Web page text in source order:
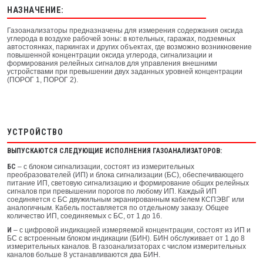
НАЗНАЧЕНИЕ:
Газоанализаторы предназначены для измерения содержания оксида
углерода в воздухе рабочей зоны: в котельных, гаражах, подземных
автостоянках, паркингах и других объектах, где возможно возникновение
повышенной концентрации оксида углерода, сигнализации и
формирования релейных сигналов для управления внешними
устройствами при превышении двух заданных уровней концентрации
(ПОРОГ 1, ПОРОГ 2).
УСТРОЙСТВО
ВЫПУСКАЮТСЯ СЛЕДУЮЩИЕ ИСПОЛНЕНИЯ ГАЗОАНАЛИЗАТОРОВ:
БС – с блоком сигнализации, состоят из измерительных
преобразователей (ИП) и блока сигнализации (БС), обеспечивающего
питание ИП, световую сигнализацию и формирование общих релейных
сигналов при превышении порогов по любому ИП. Каждый ИП
соединяется с БС двужильным экранированным кабелем КСПЭВГ или
аналогичным. Кабель поставляется по отдельному заказу. Общее
количество ИП, соединяемых с БС, от 1 до 16.
И – с цифровой индикацией измеряемой концентрации, состоят из ИП и
БС с встроенным блоком индикации (БИН). БИН обслуживает от 1 до 8
измерительных каналов. В газоанализаторах с числом измерительных
каналов больше 8 устанавливаются два БИН.